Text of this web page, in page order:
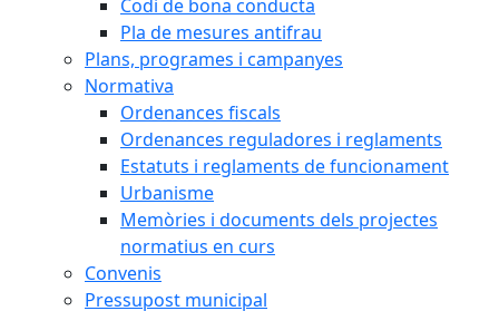
Codi de bona conducta
Pla de mesures antifrau
Plans, programes i campanyes
Normativa
Ordenances fiscals
Ordenances reguladores i reglaments
Estatuts i reglaments de funcionament
Urbanisme
Memòries i documents dels projectes
normatius en curs
Convenis
Pressupost municipal